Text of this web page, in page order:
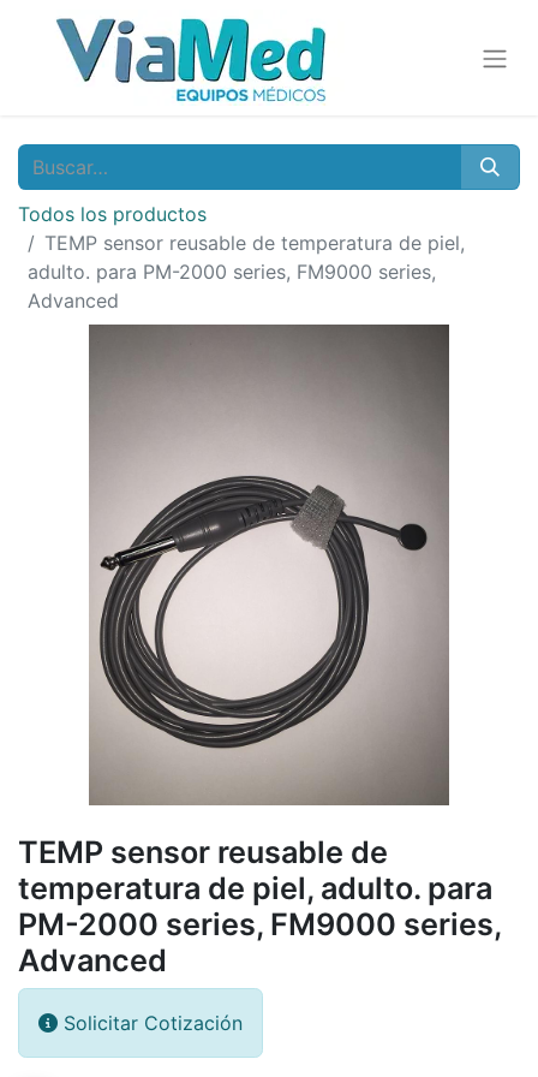
Todos los productos
TEMP sensor reusable de temperatura de piel,
adulto. para PM-2000 series, FM9000 series,
Advanced
TEMP sensor reusable de
temperatura de piel, adulto. para
PM-2000 series, FM9000 series,
Advanced
Solicitar Cotización